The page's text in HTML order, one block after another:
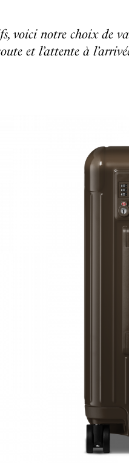
voici notre choix de
et l’attente à